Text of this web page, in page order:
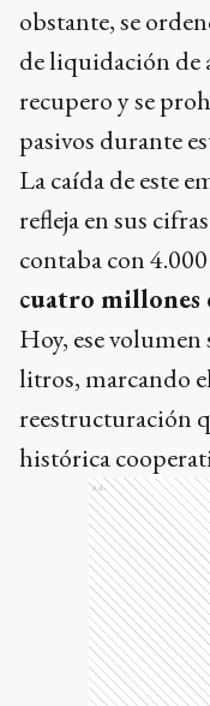
obstante, se
de liquidación de
recupero y se
pasivos durante
La caída de este
refleja en sus
contaba con
cuatro millones
Hoy, ese volumen
litros, marcando
reestructuración
histórica
Ads